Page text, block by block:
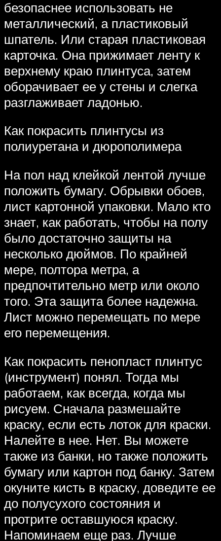
безопаснее использовать не
металлический, а пластиковый
шпатель. Или старая пластиковая
карточка. Она прижимает ленту к
верхнему краю плинтуса, затем
оборачивает ее у стены и слегка
разглаживает ладонью.
Как покрасить плинтусы из
полиуретана и дюрополимера
На пол над клейкой лентой лучше
положить бумагу. Обрывки обоев,
лист картонной упаковки. Мало кто
знает, как работать, чтобы на полу
было достаточно защиты на
несколько дюймов. По крайней
мере, полтора метра, а
предпочтительно метр или около
того. Эта защита более надежна.
Лист можно перемещать по мере
его перемещения.
Как покрасить пенопласт плинтус
(инструмент) понял. Тогда мы
работаем, как всегда, когда мы
рисуем. Сначала размешайте
краску, если есть лоток для краски.
Налейте в нее. Нет. Вы можете
также из банки, но также положить
бумагу или картон под банку. Затем
окуните кисть в краску, доведите ее
до полусухого состояния и
протрите оставшуюся краску.
Напоминаем еще раз. Лучше